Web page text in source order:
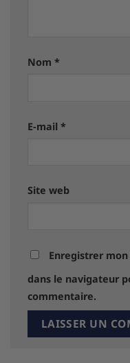
Nom *
E-mail *
Site web
Enregistrer
dans le navigateur
commentaire.